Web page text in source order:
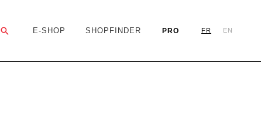
Rechercher
E-SHOP SHOPFINDER PRO FR EN